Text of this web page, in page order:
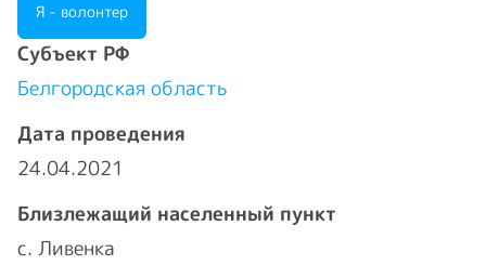
Я - волонтер
Cубъект РФ
Белгородская область
Дата проведения
24.04.2021
Близлежащий населенный пункт
с. Ливенка